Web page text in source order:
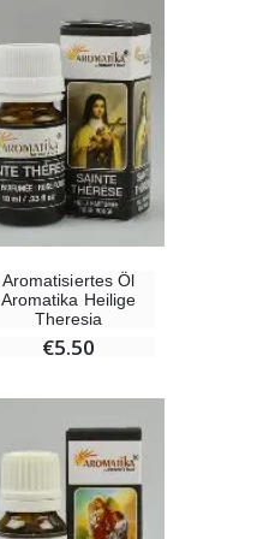
Aromatisiertes Öl
Aromatika Heilige
Theresia
€5.50